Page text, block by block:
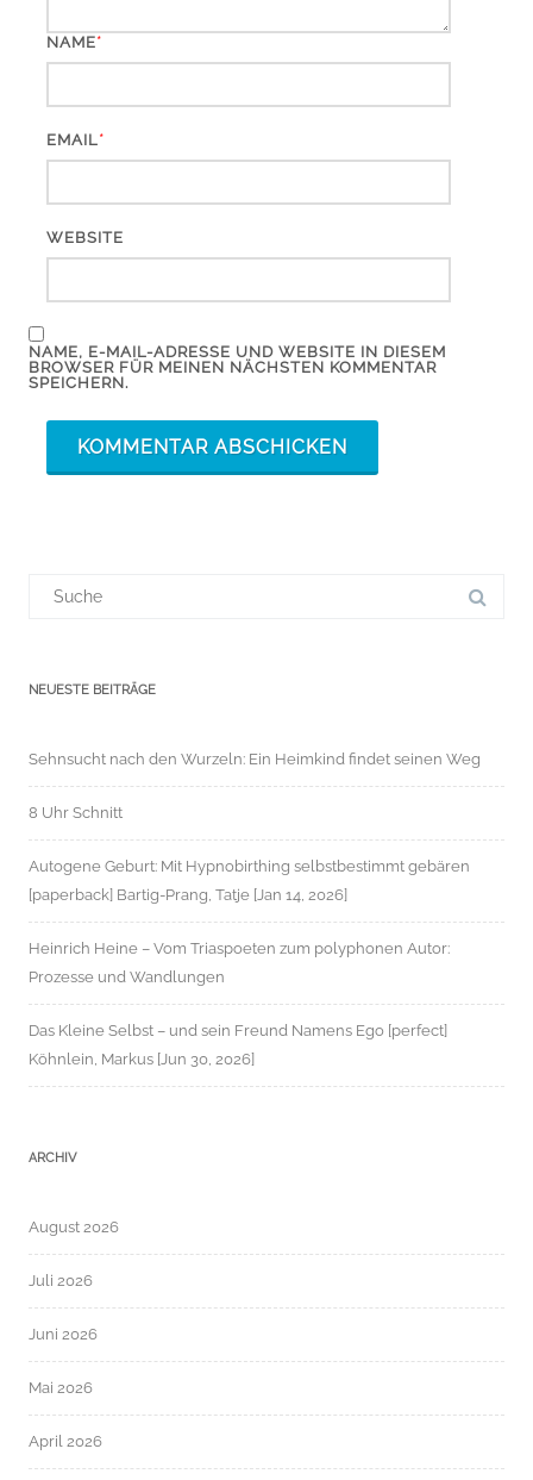
NAME*
EMAIL*
WEBSITE
NAME, E-MAIL-ADRESSE UND WEBSITE IN DIESEM
BROWSER FÜR MEINEN NÄCHSTEN KOMMENTAR
SPEICHERN.
NEUESTE BEITRÄGE
Sehnsucht nach den Wurzeln: Ein Heimkind findet seinen Weg
8 Uhr Schnitt
Autogene Geburt: Mit Hypnobirthing selbstbestimmt gebären
[paperback] Bartig-Prang, Tatje [Jan 14, 2026]
Heinrich Heine – Vom Triaspoeten zum polyphonen Autor:
Prozesse und Wandlungen
Das Kleine Selbst – und sein Freund Namens Ego [perfect]
Köhnlein, Markus [Jun 30, 2026]
ARCHIV
August 2026
Juli 2026
Juni 2026
Mai 2026
April 2026